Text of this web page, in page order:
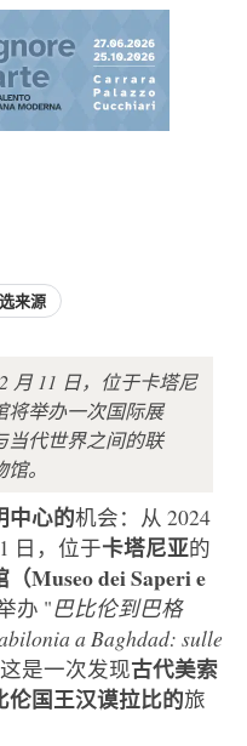
来源
月 11 日，位于卡塔尼
将举办一次国际展
当代世界之间的联
。
中心的机会：从 2024
日，位于卡塔尼亚的
Museo dei Saperi e
办 "巴比伦到巴格
a Baghdad: sulle
是一次发现古代美索
伦国王汉谟拉比的旅